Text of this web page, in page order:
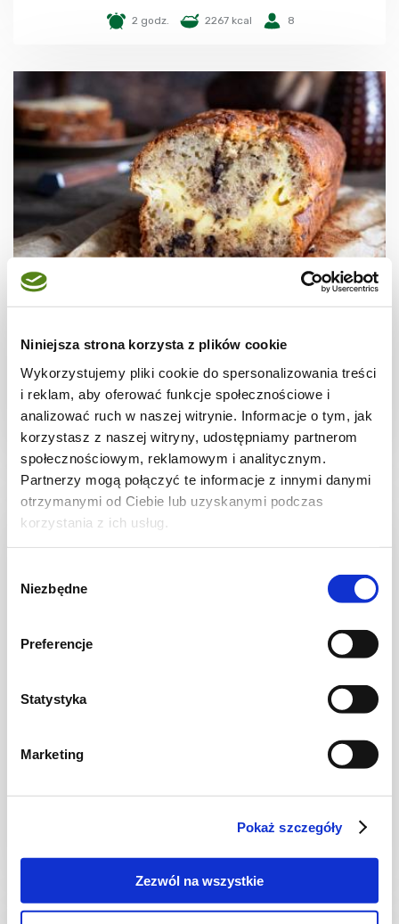
Niniejsza strona korzysta z plików cookie
Wykorzystujemy pliki cookie do spersonalizowania treści
i reklam, aby oferować funkcje społecznościowe i
analizować ruch w naszej witrynie. Informacje o tym, jak
korzystasz z naszej witryny, udostępniamy partnerom
społecznościowym, reklamowym i analitycznym.
Partnerzy mogą połączyć te informacje z innymi danymi
otrzymanymi od Ciebie lub uzyskanymi podczas
korzystania z ich usług.
zgody
Niezbędne
Preferencje
Statystyka
Marketing
Pokaż szczegóły
Zezwól na wszystkie
2 godz. 2267 kcal 8
1 godz. 2746 kcal 10
Żeberka duszone w sosie z mąki i